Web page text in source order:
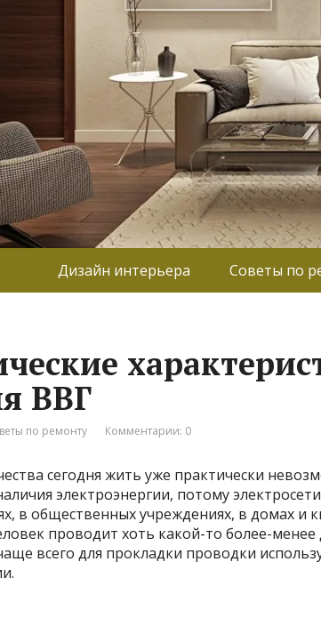
Дизайн интерьера Советы по
ВВГ
по ремонту Комментарии: 0
сегодня жить уже практически
электроэнергии, потому
в общественных учреждениях, в домах и
проводит хоть какой-то более-
всего для прокладки проводки